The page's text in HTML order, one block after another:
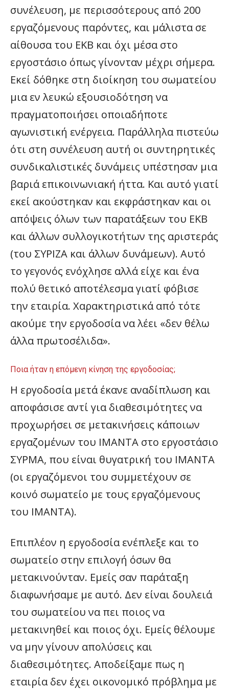
συνέλευση, με περισσότερους από 200
εργαζόμενους παρόντες, και μάλιστα σε
αίθουσα του ΕΚΒ και όχι μέσα στο
εργοστάσιο όπως γίνονταν μέχρι σήμερα.
Εκεί δόθηκε στη διοίκηση του σωματείου
μια εν λευκώ εξουσιοδότηση να
πραγματοποιήσει οποιαδήποτε
αγωνιστική ενέργεια. Παράλληλα πιστεύω
ότι στη συνέλευση αυτή οι συντηρητικές
συνδικαλιστικές δυνάμεις υπέστησαν μια
βαριά επικοινωνιακή ήττα. Και αυτό γιατί
εκεί ακούστηκαν και εκφράστηκαν και οι
απόψεις όλων των παρατάξεων του ΕΚΒ
και άλλων συλλογικοτήτων της αριστεράς
(του ΣΥΡΙΖΑ και άλλων δυνάμεων). Αυτό
το γεγονός ενόχλησε αλλά είχε και ένα
πολύ θετικό αποτέλεσμα γιατί φόβισε
την εταιρία. Χαρακτηριστικά από τότε
ακούμε την εργοδοσία να λέει «δεν θέλω
άλλα πρωτοσέλιδα».
Ποια ήταν η επόμενη κίνηση της εργοδοσίας;
Η εργοδοσία μετά έκανε αναδίπλωση και
αποφάσισε αντί για διαθεσιμότητες να
προχωρήσει σε μετακινήσεις κάποιων
εργαζομένων του ΙΜΑΝΤΑ στο εργοστάσιο
ΣΥΡΜΑ, που είναι θυγατρική του ΙΜΑΝΤΑ
(οι εργαζόμενοι του συμμετέχουν σε
κοινό σωματείο με τους εργαζόμενους
του ΙΜΑΝΤΑ).
Επιπλέον η εργοδοσία ενέπλεξε και το
σωματείο στην επιλογή όσων θα
μετακινούνταν. Εμείς σαν παράταξη
διαφωνήσαμε με αυτό. Δεν είναι δουλειά
του σωματείου να πει ποιος να
μετακινηθεί και ποιος όχι. Εμείς θέλουμε
να μην γίνουν απολύσεις και
διαθεσιμότητες. Αποδείξαμε πως η
εταιρία δεν έχει οικονομικό πρόβλημα με